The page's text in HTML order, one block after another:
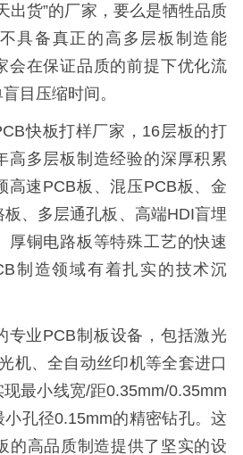
出货”的厂家，要么是牺牲品质
具备真正的高多层板制造能
会在保证品质的前提下优化流
目压缩时间。
快板打样厂家，16层板的打
高多层板制造经验的深厚积累
高速PCB板、混压PCB板、金
、多层通孔板、高端HDI盲埋
厚铜电路板等特殊工艺的快速
制造领域有着扎实的技术沉
专业PCB制板设备，包括激光
机、全自动丝印机等全套进口
最小线宽/距0.35mm/0.35mm
孔径0.15mm的精密钻孔。这
的高品质制造提供了坚实的设